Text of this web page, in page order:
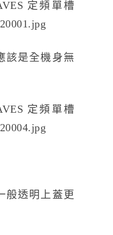
該是全機身無
般透明上蓋更